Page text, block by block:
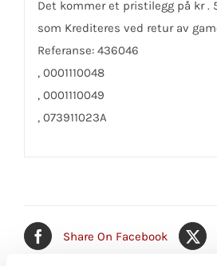
Det kommer et pristilegg på kr .
som Krediteres ved retur av
Referanse: 436046
, 0001110048
, 0001110049
, 073911023A
Share On Facebook